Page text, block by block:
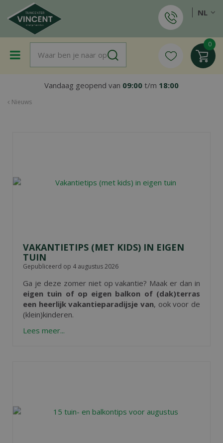
a
Nieuws
Vandaag geopend van 09:00 t/m 18:00
NL
VAKANTIETIPS (MET KIDS) IN EIGEN
TUIN
Gepubliceerd op 4 augustus 2026
Ga je deze zomer niet op vakantie? Maak er dan in
eigen tuin of op eigen balkon of (dak)terras
een heerlijk vakantieparadijsje van, ook voor de
(klein)kinderen.
Lees meer...